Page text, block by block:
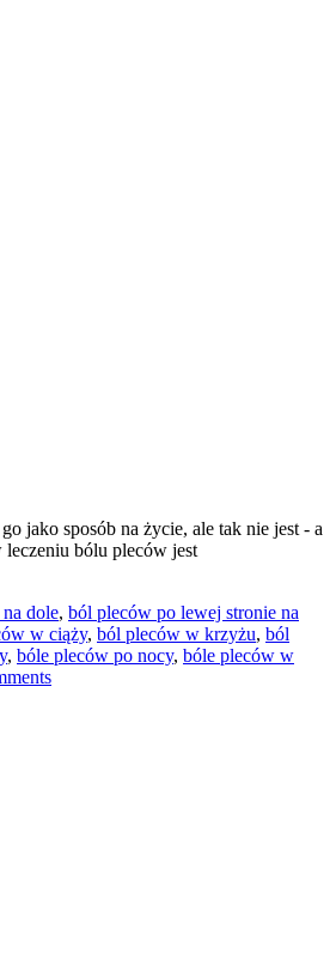
jako sposób na życie, ale tak nie jest - a
bólu pleców jest
dole, ból pleców po lewej stronie na
w ciąży, ból pleców w krzyżu, ból
, bóle pleców po nocy, bóle pleców w